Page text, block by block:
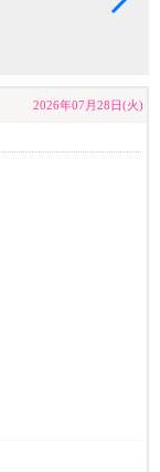
2026年07月28日(火)